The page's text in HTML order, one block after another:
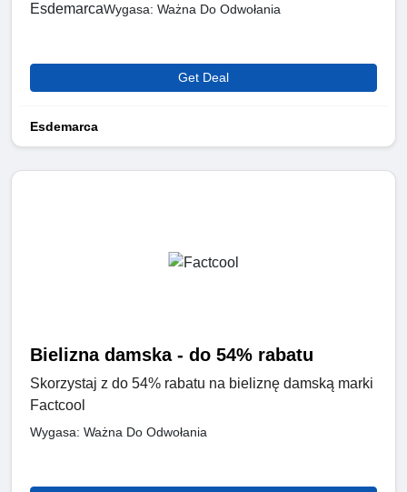
EsdemarcaWygasa: Ważna Do Odwołania
Get Deal
Esdemarca
Bielizna damska - do 54% rabatu
Skorzystaj z do 54% rabatu na bieliznę damską marki
Factcool
Wygasa: Ważna Do Odwołania